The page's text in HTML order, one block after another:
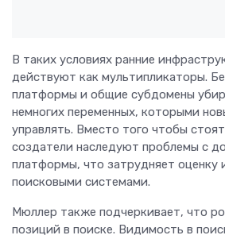
В таких условиях ранние
действуют как мультипликаторы.
платформы и общие субдомены
немногих переменных, которыми
управлять. Вместо того чтобы
создатели наследуют проблемы с
платформы, что затрудняет оценку
поисковыми системами.
Мюллер также подчеркивает, что
позиций в поиске. Видимость в